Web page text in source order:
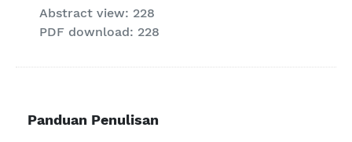
Abstract view: 228
PDF download: 228
Panduan Penulisan